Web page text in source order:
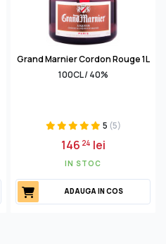
Grand Marnier Cordon Rouge 1L
100CL / 40%
5 (5)
146 24 lei
IN STOC
ADAUGA IN COS